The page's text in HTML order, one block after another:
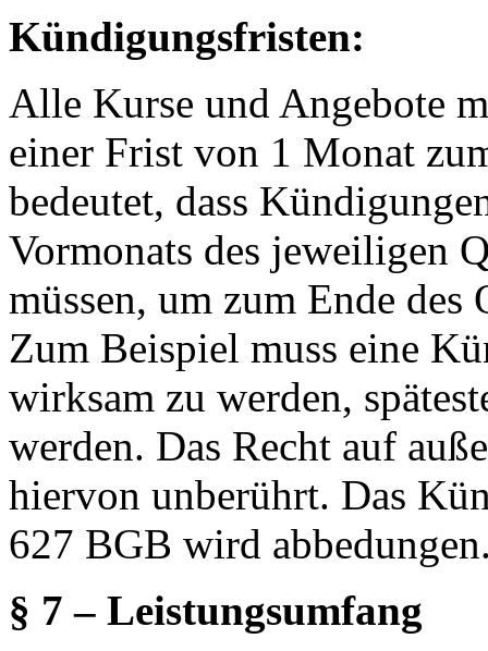
Kündigungsfristen:
Alle Kurse und Angebote
einer Frist von 1 Monat
bedeutet, dass
Vormonats des jeweiligen
müssen, um zum Ende
Zum Beispiel muss eine
wirksam zu werden,
werden. Das Recht auf
hiervon unberührt. Das
627 BGB wird
§ 7 – Leistungsumfang